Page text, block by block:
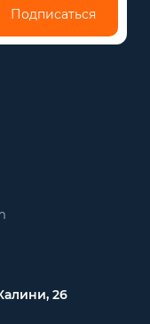
Подписаться
26